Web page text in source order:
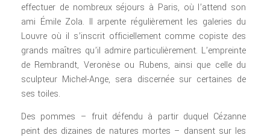
effectuer de nombreux séjours à Paris, où l’attend son
ami Émile Zola. Il arpente régulièrement les galeries du
Louvre où il s’inscrit officiellement comme copiste des
grands maîtres qu’il admire particulièrement. L’empreinte
de Rembrandt, Veronèse ou Rubens, ainsi que celle du
sculpteur Michel-Ange, sera discernée sur certaines de
ses toiles.
Des pommes – fruit défendu à partir duquel Cézanne
peint des dizaines de natures mortes – dansent sur les